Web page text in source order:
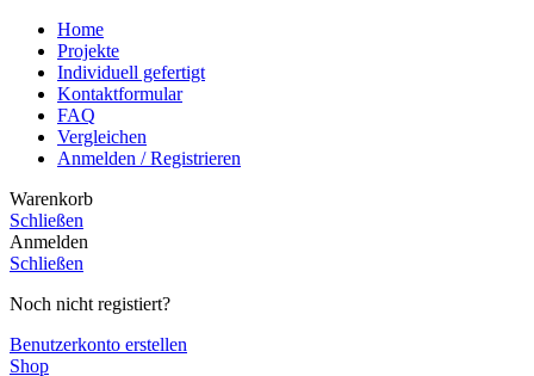
Home
Projekte
Individuell gefertigt
Kontaktformular
FAQ
Vergleichen
Anmelden / Registrieren
Warenkorb
Schließen
Anmelden
Schließen
Noch nicht registiert?
Benutzerkonto erstellen
Shop